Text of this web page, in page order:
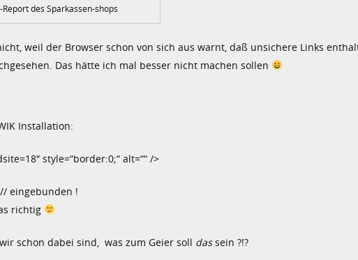
Report des Sparkassen-shops
weil der Browser schon von sich aus warnt, daß unsichere Links
Das hätte ich mal besser nicht machen sollen
Installation:
style=“border:0;“ alt=““ />
eingebunden !
richtig
schon dabei sind, was zum Geier soll dassein ?!?